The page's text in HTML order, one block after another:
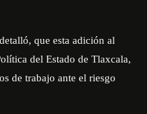
que esta adición al
del Estado de Tlaxcala,
de trabajo ante el riesgo